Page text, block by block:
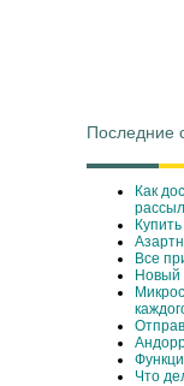
Последние
Как
Все
Новый
Что